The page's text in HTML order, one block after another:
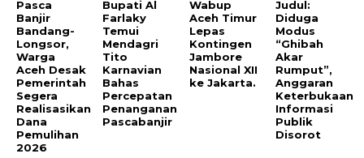
Pasca
Banjir
Bandang-
Longsor,
Warga
Aceh Desak
Pemerintah
Segera
Realisasikan
Dana
Pemulihan
2026
Bupati Al
Farlaky
Temui
Mendagri
Tito
Karnavian
Bahas
Percepatan
Penanganan
Pascabanjir
Wabup
Aceh Timur
Lepas
Kontingen
Jambore
Nasional XII
ke Jakarta.
Judul:
Diduga
Modus
“Ghibah
Akar
Rumput”,
Anggaran
Keterbukaan
Informasi
Publik
Disorot